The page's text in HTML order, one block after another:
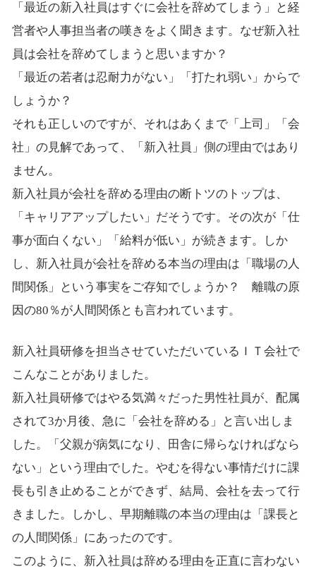
「最近の新入社員はすぐに会社を辞めてしまう」と経
営者や人事担当者の嘆きをよく聞きます。なぜ新入社
員は会社を辞めてしまうと思いますか？
「最近の若者は忍耐力がない」「打たれ弱い」からで
しょうか？
それも正しいのですが、それはあくまで「上司」「会
社」の見解であって、「新入社員」側の理由ではあり
ません。
新入社員が会社を辞める理由の断トツのトップは、
「キャリアアップしたい」だそうです。その次が「仕
事が面白くない」「給料が低い」が続きます。しか
し、新入社員が会社を辞める本当の理由は「職場の人
間関係」という事実をご存知でしょうか？ 離職の原
因の80％が人間関係とも言われています。
新入社員研修を担当させていただいているＩＴ会社で
こんなことがありました。
新入社員研修ではやる気満々だった男性社員が、配属
されて3か月後、急に「会社を辞める」と言い出しま
した。「父親が病気になり、田舎に帰らなければなら
ない」という理由でした。やむを得ない事情だけに課
長も引き止めることができず、結局、会社を去って行
きました。しかし、早期離職の本当の理由は「課長と
の人間関係」にあったのです。
このように、新入社員は辞める理由を正直に言わない